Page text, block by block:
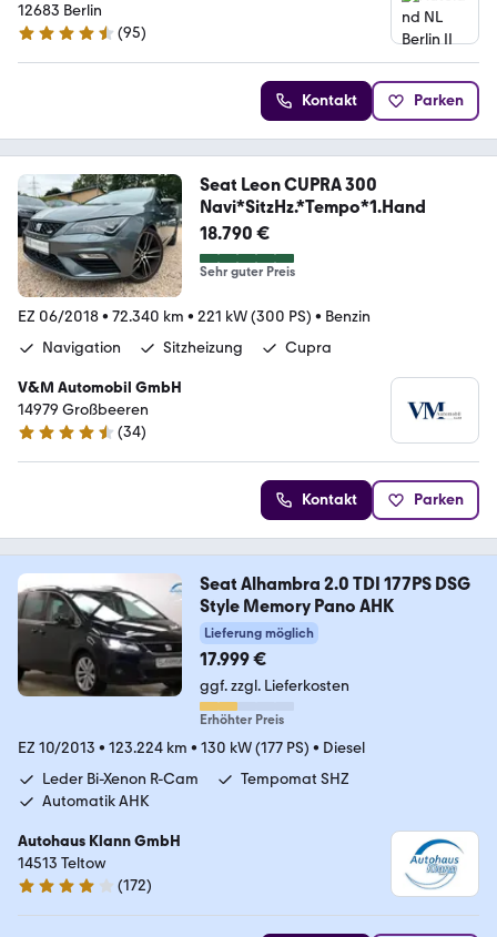
12683 Berlin
4.7 Sterne
(95)
Kontakt Parken
Seat Leon CUPRA 300
Navi*SitzHz.*Tempo*1.Hand
18.790 €
Sehr guter Preis
EZ 06/2018• 72.340 km • 221 kW (300 PS) • Benzin
Navigation
Sitzheizung Cupra
V&M Automobil GmbH
14979 Großbeeren
4.4 Sterne
(34)
Kontakt Parken
Seat Alhambra 2.0 TDI 177PS DSG
Style Memory Pano AHK
Lieferung möglich
17.999 €
ggf. zzgl. Lieferkosten
Erhöhter Preis
EZ 10/2013 • 123.224 km • 130 kW (177 PS) • Diesel
Leder Bi-Xenon R-Cam
Tempomat SHZ
Automatik AHK
Autohaus Klann GmbH
14513 Teltow
4 Sterne
(172)